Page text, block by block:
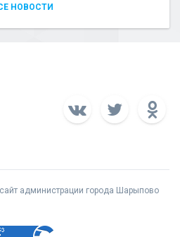
НОВОСТИ
администрации города Шарыпово